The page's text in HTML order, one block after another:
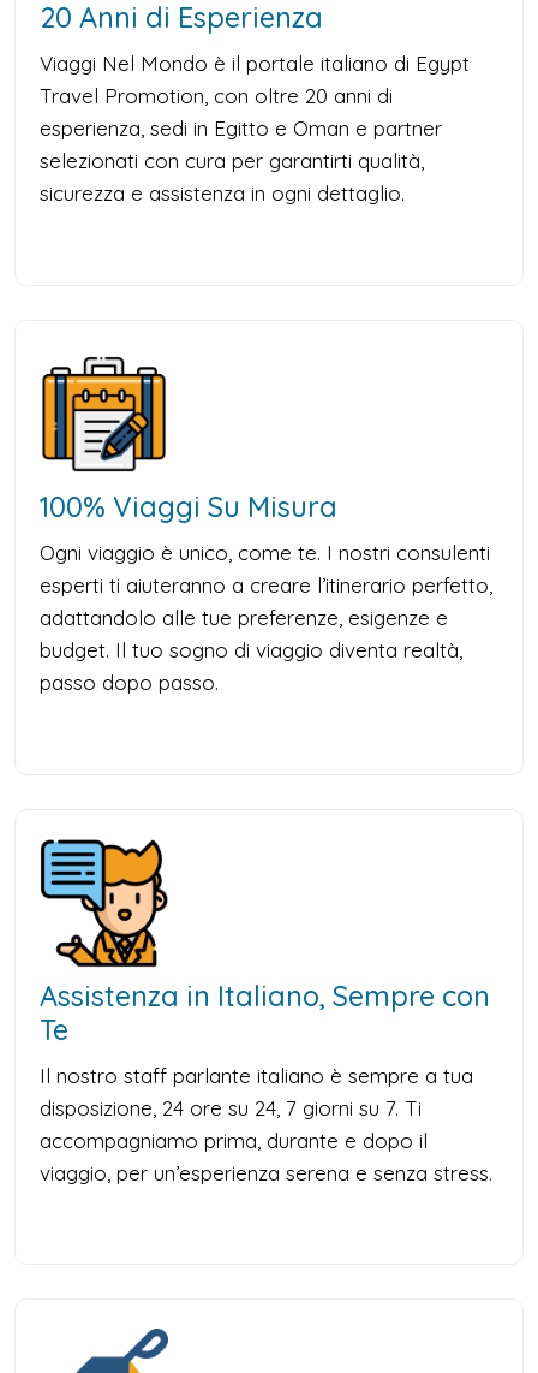
20 Anni di Esperienza
Viaggi Nel Mondo è il portale italiano di Egypt
Travel Promotion, con oltre 20 anni di
esperienza, sedi in Egitto e Oman e partner
selezionati con cura per garantirti qualità,
sicurezza e assistenza in ogni dettaglio.
100% Viaggi Su Misura
Ogni viaggio è unico, come te. I nostri consulenti
esperti ti aiuteranno a creare l’itinerario perfetto,
adattandolo alle tue preferenze, esigenze e
budget. Il tuo sogno di viaggio diventa realtà,
passo dopo passo.
Assistenza in Italiano, Sempre con
Te
Il nostro staff parlante italiano è sempre a tua
disposizione, 24 ore su 24, 7 giorni su 7. Ti
accompagniamo prima, durante e dopo il
viaggio, per un’esperienza serena e senza stress.